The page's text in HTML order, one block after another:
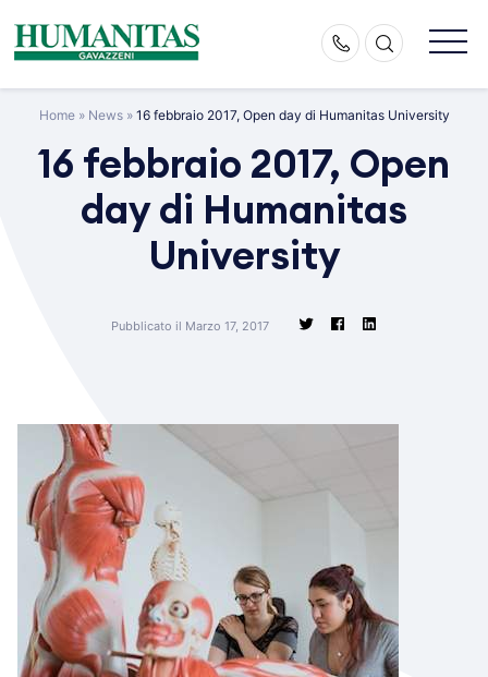
content
Home» News» 16 febbraio 2017, Open day di Humanitas University
16 febbraio 2017, Open
day di Humanitas
University
Pubblicato il Marzo 17, 2017